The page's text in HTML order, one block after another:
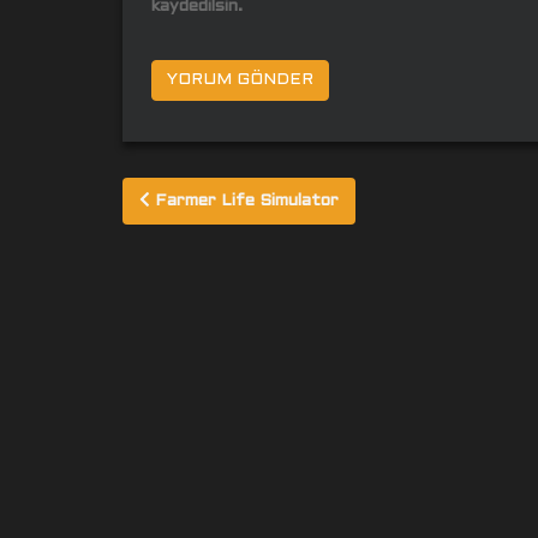
kaydedilsin.
Yazı
gezinmesi
Farmer Life Simulator